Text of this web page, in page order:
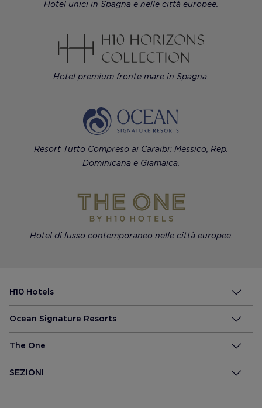
Hotel unici in Spagna e nelle città europee.
Hotel premium fronte mare in Spagna.
Resort Tutto Compreso ai Caraibi: Messico, Rep.
Dominicana e Giamaica.
Hotel di lusso contemporaneo nelle città europee.
H10 Hotels
Ocean Signature Resorts
The One
SEZIONI